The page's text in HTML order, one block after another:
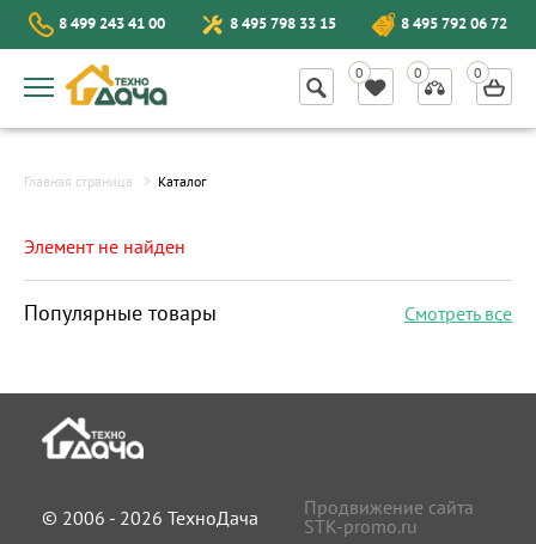
8 499 243 41 00 8 495 798 33 15 8 495 792 06 72
Главная страница Каталог
Элемент не найден
Популярные товары Смотреть все
© 2006 - 2026 ТехноДача
Продвижение сайта
STK-promo.ru